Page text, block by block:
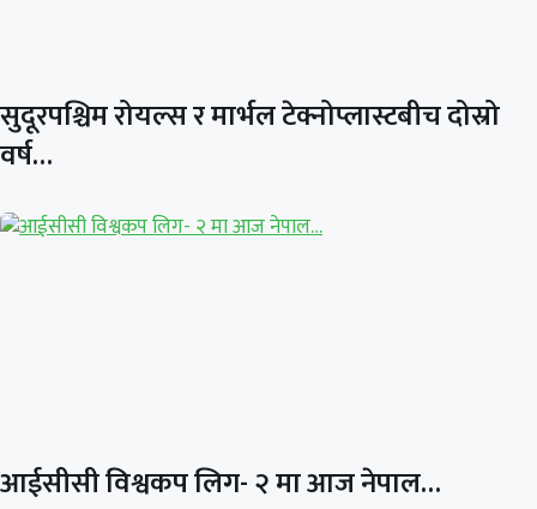
सुदूरपश्चिम रोयल्स र मार्भल टेक्नोप्लास्टबीच दोस्रो
वर्ष…
आईसीसी विश्वकप लिग- २ मा आज नेपाल…